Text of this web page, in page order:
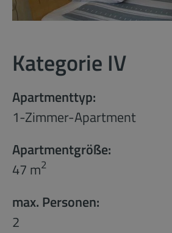
Kategorie IV
Apartmenttyp:
1-Zimmer-Apartment
Apartmentgröße:
47 m2
max. Personen:
2